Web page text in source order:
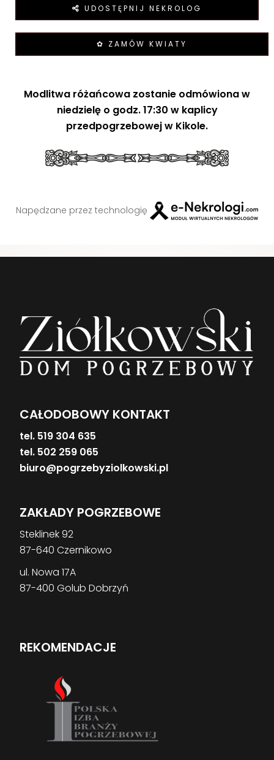
UDOSTĘPNIJ NEKROLOG
✿ ZAMÓW KWIATY
Modlitwa różańcowa zostanie odmówiona w
niedzielę o godz. 17:30 w kaplicy
przedpogrzebowej w Kikole.
Napędzane przez technologię
CAŁODOBOWY KONTAKT
tel. 519 304 635
tel. 502 259 065
biuro@pogrzebyziolkowski.pl
ZAKŁADY POGRZEBOWE
Steklinek 92
87-640 Czernikowo
ul. Nowa 17A
87-400 Golub Dobrzyń
REKOMENDACJE